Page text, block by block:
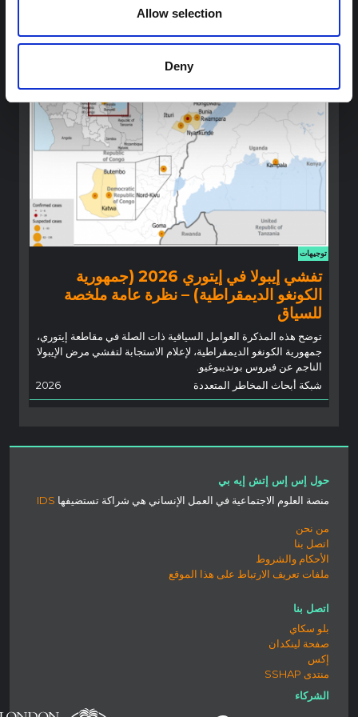
Allow selection
Deny
تخليق سريع للدروس المستفادة من أبحاث العلوم الاجتماعية
الاستجابة المتكيفة محليًا والمدعومة بالسياق.
توجيهات
تفشي إيبولا في إيتوري 2026 (جمهورية
الكونغو الديمقراطية) – نظرة عامة ملخصة
للسياق
توضح هذه المذكرة العوامل السياقية ذات الصلة في مقاطعة إيتوري،
جمهورية الكونغو الديمقراطية، لإعلام الاستجابة لتفشي مرض الإيبولا
الناجم عن فيروس بونديبوغيو.
شبكة أبحاث المخاطر المتعددة
2026
حول إس إس إتش إيه بي
منصة العلوم الاجتماعية في العمل الإنساني هي شراكة تستضيفها IDS
من نحن
اتصل بنا
الأحكام والشروط
ملفات تعريف الارتباط على هذا الموقع
اتصل بنا
بلو سكاي
صفحة لينكدان
إكس
منتدى SSHAP
الشركاء